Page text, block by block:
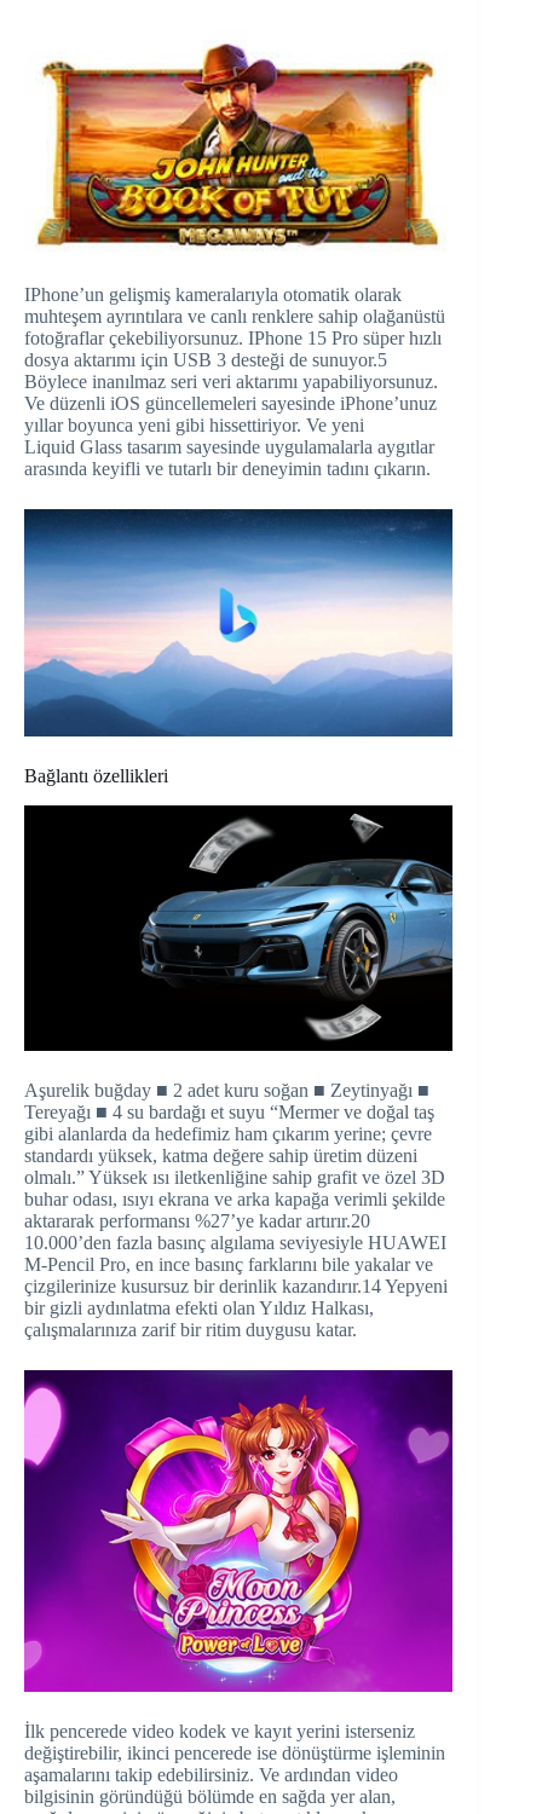
IPhone’un gelişmiş kameralarıyla otomatik olarak
muhteşem ayrıntılara ve canlı renklere sahip olağanüstü
fotoğraflar çekebiliyorsunuz. IPhone 15 Pro süper hızlı
dosya aktarımı için USB 3 desteği de sunuyor.5
Böylece inanılmaz seri veri aktarımı yapabiliyorsunuz.
Ve düzenli iOS güncellemeleri sayesinde iPhone’unuz
yıllar boyunca yeni gibi hissettiriyor. Ve yeni
Liquid Glass tasarım sayesinde uygulamalarla aygıtlar
arasında keyifli ve tutarlı bir deneyimin tadını çıkarın.
Bağlantı özellikleri
Aşurelik buğday ■ 2 adet kuru soğan ■ Zeytinyağı ■
Tereyağı ■ 4 su bardağı et suyu “Mermer ve doğal taş
gibi alanlarda da hedefimiz ham çıkarım yerine; çevre
standardı yüksek, katma değere sahip üretim düzeni
olmalı.” Yüksek ısı iletkenliğine sahip grafit ve özel 3D
buhar odası, ısıyı ekrana ve arka kapağa verimli şekilde
aktararak performansı %27’ye kadar artırır.20
10.000’den fazla basınç algılama seviyesiyle HUAWEI
M-Pencil Pro, en ince basınç farklarını bile yakalar ve
çizgilerinize kusursuz bir derinlik kazandırır.14 Yepyeni
bir gizli aydınlatma efekti olan Yıldız Halkası,
çalışmalarınıza zarif bir ritim duygusu katar.
İlk pencerede video kodek ve kayıt yerini isterseniz
değiştirebilir, ikinci pencerede ise dönüştürme işleminin
aşamalarını takip edebilirsiniz. Ve ardından video
bilgisinin göründüğü bölümde en sağda yer alan,